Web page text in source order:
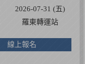
2026-07-31 (五)
羅東轉運站
線上報名